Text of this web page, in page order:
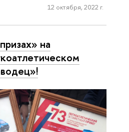
12 октября, 2022 г.
на